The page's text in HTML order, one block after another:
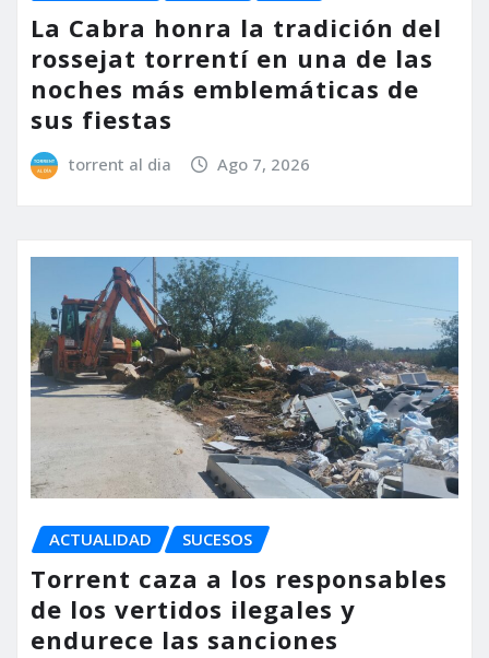
La Cabra honra la tradición del
rossejat torrentí en una de las
noches más emblemáticas de
sus fiestas
torrent al dia Ago 7, 2026
ACTUALIDAD SUCESOS
Torrent caza a los responsables
de los vertidos ilegales y
endurece las sanciones